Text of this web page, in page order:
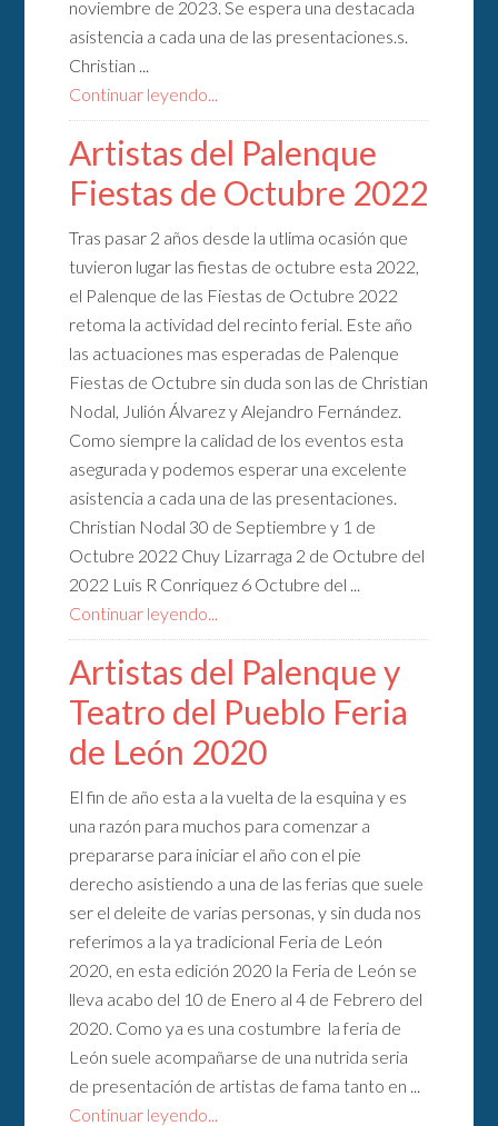
noviembre de 2023. Se espera una destacada
asistencia a cada una de las presentaciones.s.
Christian ...
Continuar leyendo...
Artistas del Palenque
Fiestas de Octubre 2022
Tras pasar 2 años desde la utlima ocasión que
tuvieron lugar las fiestas de octubre esta 2022,
el Palenque de las Fiestas de Octubre 2022
retoma la actividad del recinto ferial. Este año
las actuaciones mas esperadas de Palenque
Fiestas de Octubre sin duda son las de Christian
Nodal, Julión Álvarez y Alejandro Fernández.
Como siempre la calidad de los eventos esta
asegurada y podemos esperar una excelente
asistencia a cada una de las presentaciones.
Christian Nodal 30 de Septiembre y 1 de
Octubre 2022 Chuy Lizarraga 2 de Octubre del
2022 Luis R Conriquez 6 Octubre del ...
Continuar leyendo...
Artistas del Palenque y
Teatro del Pueblo Feria
de León 2020
El fin de año esta a la vuelta de la esquina y es
una razón para muchos para comenzar a
prepararse para iniciar el año con el pie
derecho asistiendo a una de las ferias que suele
ser el deleite de varias personas, y sin duda nos
referimos a la ya tradicional Feria de León
2020, en esta edición 2020 la Feria de León se
lleva acabo del 10 de Enero al 4 de Febrero del
2020. Como ya es una costumbre la feria de
León suele acompañarse de una nutrida seria
de presentación de artistas de fama tanto en ...
Continuar leyendo...